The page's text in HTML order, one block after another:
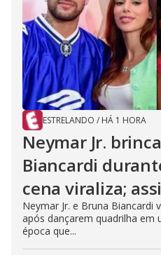
ESTRELANDO / HÁ 1 HORA
Neymar Jr.
Biancardi
cena viraliza;
Neymar Jr. e Bruna Biancardi
após dançarem quadrilha em
época que...